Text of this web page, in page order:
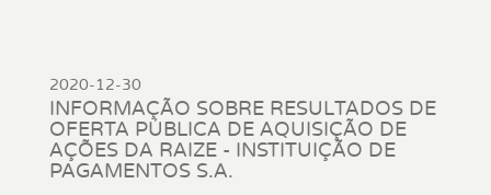
2020-12-30
INFORMAÇÃO SOBRE RESULTADOS DE
OFERTA PÚBLICA DE AQUISIÇÃO DE
AÇÕES DA RAIZE - INSTITUIÇÃO DE
PAGAMENTOS S.A.